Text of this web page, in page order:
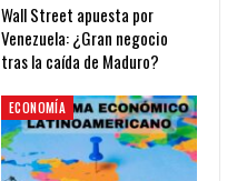
Wall Street apuesta por
Venezuela: ¿Gran negocio
tras la caída de Maduro?
ECONOMÍA